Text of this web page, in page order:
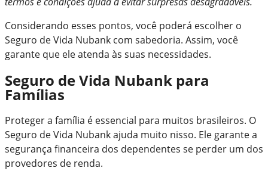
Considerando esses pontos, você poderá escolher o
Seguro de Vida Nubank com sabedoria. Assim, você
garante que ele atenda às suas necessidades.
Seguro de Vida Nubank para
Famílias
Proteger a família é essencial para muitos brasileiros. O
Seguro de Vida Nubank ajuda muito nisso. Ele garante a
segurança financeira dos dependentes se perder um dos
provedores de renda.